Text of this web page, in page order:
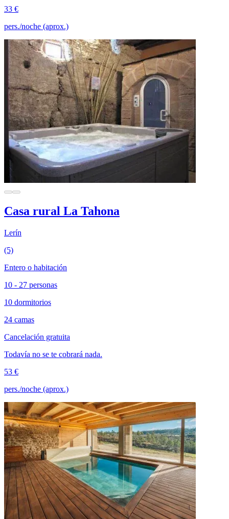
33 €
pers./noche (aprox.)
Casa rural La Tahona
Lerín
(5)
Entero o habitación
10 - 27 personas
10 dormitorios
24 camas
Cancelación gratuita
Todavía no se te cobrará nada.
53 €
pers./noche (aprox.)